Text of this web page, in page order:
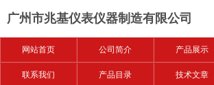
广州市兆基仪表仪器制造有限公司
网站首页 公司简介 产品展示
联系我们 产品目录 技术文章